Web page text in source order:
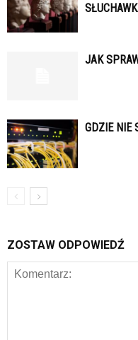
JAK
GDZIE NIE
ZOSTAW ODPOWIEDŹ